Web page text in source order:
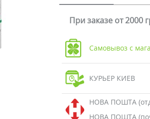
При заказе от 2000
Самовывоз с
КУРЬЕР КИЕВ
НОВА ПОШТА
НОВА ПОШТА